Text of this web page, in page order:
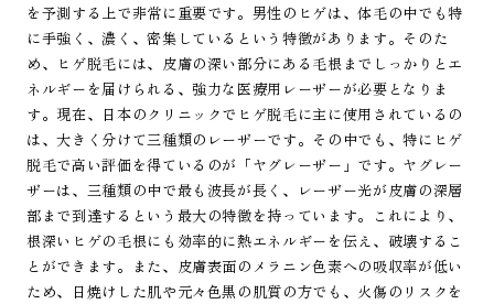
を予測する上で非常に重要です。男性のヒゲは、体毛の中でも特
に手強く、濃く、密集しているという特徴があります。そのた
め、ヒゲ脱毛には、皮膚の深い部分にある毛根までしっかりとエ
ネルギーを届けられる、強力な医療用レーザーが必要となりま
す。現在、日本のクリニックでヒゲ脱毛に主に使用されているの
は、大きく分けて三種類のレーザーです。その中でも、特にヒゲ
脱毛で高い評価を得ているのが「ヤグレーザー」です。ヤグレー
ザーは、三種類の中で最も波長が長く、レーザー光が皮膚の深層
部まで到達するという最大の特徴を持っています。これにより、
根深いヒゲの毛根にも効率的に熱エネルギーを伝え、破壊するこ
とができます。また、皮膚表面のメラニン色素への吸収率が低い
ため、日焼けした肌や元々色黒の肌質の方でも、火傷のリスクを